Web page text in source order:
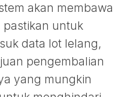
akan membawa
pastikan untuk
data lot lelang,
pengembalian
yang mungkin